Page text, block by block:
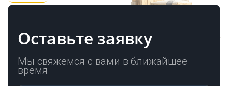
Оставьте заявку
Мы свяжемся с вами в ближайшее
время